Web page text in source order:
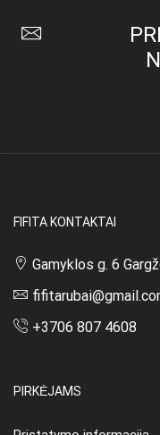
options
FIFITA KONTAKTAI
Gamyklos g. 6
+3706 807 4608
PIRKĖJAMS